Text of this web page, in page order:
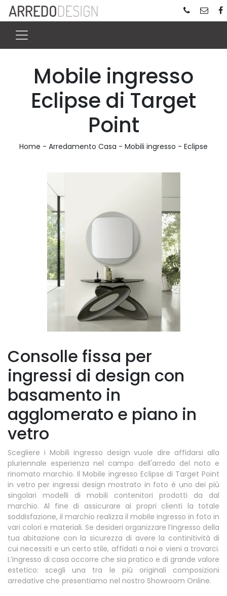
Mobile ingresso
Eclipse di Target
Point
Home - Arredamento Casa - Mobili ingresso - Eclipse
Consolle fissa per
ingressi di design con
basamento in
agglomerato e piano in
vetro
Scegliere i Mobili ingresso design vuole dire affidarsi alla
pluriennale esperienza nel campo dell'arredo del noto e
rinomato marchio. Il Mobile ingresso Eclipse di Target Point
in vetro per ingressi design mostrato in foto è uno dei più
singolari modelli di mobili contenitori prodotti da dal
marchio. Al fine di assicurare ai propri clienti la totale
soddisfazione, il marchio realizza il mobile ingresso in foto in
vari colori e materiali. Se desideri organizzare l’ingresso della
tua abitazione con la sicurezza di avere la continitività di
cui necessiti e un certo stile, affidati a noi e vieni a trovarci.
L’ingresso di casa occorre che sia pratico e di grande valore
estetico: scegli una tra le più originali composizioni
arredative che presentiamo nel nostro Showroom Online.